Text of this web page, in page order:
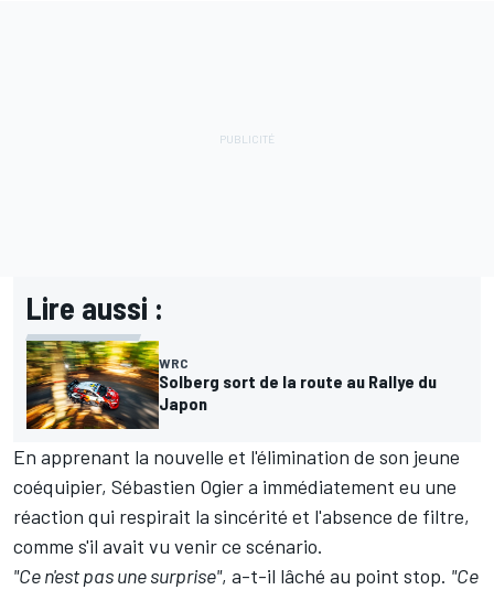
Lire aussi :
WRC
Solberg sort de la route au Rallye du
Japon
En apprenant la nouvelle et l'élimination de son jeune
coéquipier, Sébastien Ogiera immédiatement eu une
réaction qui respirait la sincérité et l'absence de filtre,
comme s'il avait vu venir ce scénario.
"Ce n'est pas une surprise", a-t-il lâché au point stop. "Ce